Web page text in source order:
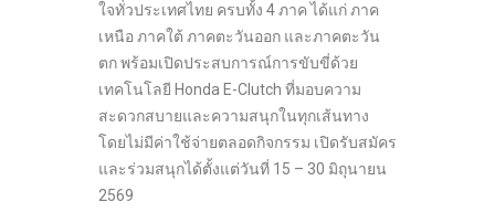
ใจทั่วประเทศไทย ครบทั้ง 4 ภาค ได้แก่ ภาค
เหนือ ภาคใต้ ภาคตะวันออก และภาคตะวัน
ตก พร้อมเปิดประสบการณ์การขับขี่ด้วย
เทคโนโลยี Honda E-Clutch ที่มอบความ
สะดวกสบายและความสนุกในทุกเส้นทาง
โดยไม่มีค่าใช้จ่ายตลอดกิจกรรม เปิดรับสมัคร
และร่วมสนุกได้ตั้งแต่วันที่ 15 – 30 มิถุนายน
2569